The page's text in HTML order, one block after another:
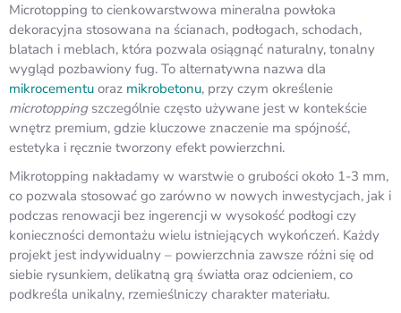
Microtopping to cienkowarstwowa mineralna powłoka
dekoracyjna stosowana na ścianach, podłogach, schodach,
blatach i meblach, która pozwala osiągnąć naturalny, tonalny
wygląd pozbawiony fug. To alternatywna nazwa dla
mikrocementu oraz mikrobetonu, przy czym określenie
microtoppingszczególnie często używane jest w kontekście
wnętrz premium, gdzie kluczowe znaczenie ma spójność,
estetyka i ręcznie tworzony efekt powierzchni.
Mikrotopping nakładamy w warstwie o grubości około 1-3 mm,
co pozwala stosować go zarówno w nowych inwestycjach, jak i
podczas renowacji bez ingerencji w wysokość podłogi czy
konieczności demontażu wielu istniejących wykończeń. Każdy
projekt jest indywidualny – powierzchnia zawsze różni się od
siebie rysunkiem, delikatną grą światła oraz odcieniem, co
podkreśla unikalny, rzemieślniczy charakter materiału.